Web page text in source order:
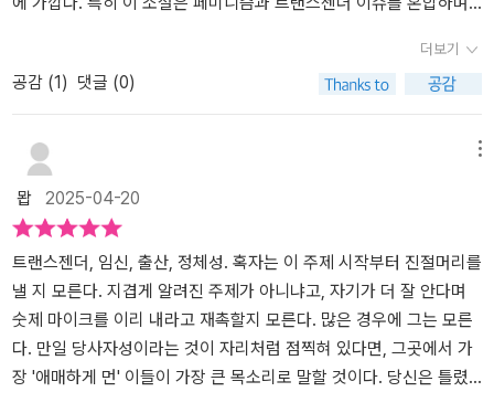
시켰는데, 자라면서 성정체성이 여자인 것을 알게 되어 여성으로 전
환transition 해, 여성으로 한동안 살다가 또 뭔가 자각을 했는지 다시
남성으로 복원 또는 환원detransition한 사람을 일컫는다. 전환과 환
원을 위하여 다량의 호르몬 치료를 받아야 하는데, 트랜스를 위하여
는 에스트로젠을, 환원을 위해서는 테스토스테론을 주사해야 하는 모
양이다. 주목할 것은 트랜스 여성이 되느라 에스트로젠 처방을 6개
월 정도 받으면, 진짜로 그런지 트랜스들의 대화법이 그런지 하여간
고환이 쪼글아들어 후에 디트랜스를 해 다시 남성이 되더라도 영구
임신 불가능 상태가 된단다. 물론 디트랜스 기간 동안 테스토스테론
을 투여해 성기능은 원상으로 돌리더라도 그렇다는 말이다. 이 책에
서 MF 트랜스를 해 여성 에이미가 된 인물이 등장한다. 에이미는 같
은 MF트랜스 여성 리즈와 서로 아내로 살다 헤어졌다. 에이미가 여성
을 하고 나서 안도감을 느꼈다고 했던 말을 떠올린다. 아마도 그 첫 번
째 유산에서 카트리나는 그녀의 아기가 아닌, 아무 아기를 잃었을 것
이다. 그렇지 않고서야 어떻게 또 그 일을 치르려 할 수 있을까? 리즈
는 늘 아무 아기의 아무 엄마가 되고 싶었다. 그런데 이제야 미처 몰랐
던 진실을 깨닫는다. 리즈는 바로 그 아이의 바로 그 엄마가 되고 싶었
다. 정체성과 거의 상관없는 애착이 생긴 것이다. 어쩌면 가장 중요한
것이 바로 그 아기일 것이다. p.508트랜스 여성으로서의
삶은 너무도 고달프고, 그래서 사람들은 어느 순간 자신의 정체성을
포기하게 된다고 한다. 성전환이라는 것조차 가족들에게 절연당할 결
심을 해야 할 만큼 쉽지 않은 일인데, 그 어려운 것을 다시 되돌리는
성전환 환원(디트랜지션)을 한다는 것은 어떤 의미일까. 연인의 임신
소식에 고심하던 에임스는 항상 아이를 키우고 싶어했지만, 아이를
인 해결책을 상상해낸 건 아닐까? 그래서 너무 기괴하고, 딱히 선례도
없는 건 아닐까? 우리가 어떤 -''어떤 종류의 여성들이건 말이야.'526
쪽 중에서​에임스는 여전히 자신의 정체성을 여성으로 생각하는 듯 하
다.카트리나, 그리고 리즈. 여기에 더해질 아이.가족의 탄생.그들의 사
정. 그래서 특별한 그들의 사정.​※ 이 글은 출판사로부터 책을 제공받
아 읽은 후 작성하였습니다. ​
리즈는 트랜스 여성으로, 출산 능력이 없음에도 ‘엄마’가 되고자 한다.
하지만 ‘모성’이란 단순히 아이를 돌보는 감정이 아니라, 생물학적·심
리적 연결이 결합된 복합적인 개념이다. 사회가 엄마라는 역할을 시
스젠더 여성에게 중심적으로 허용해온 이유는 단순한 ‘차별’이 아니
라, 생물학적 현실과 그에 따른 책임 때문이다. 이 책은 그런 기본적인
상식과 경계를 흐리려 하며, ‘돌봄’만으로도 엄마가 될 수 있다는 주장
을 펼치며 현실을 왜곡하고 있다. 엄마라는 이름에 혼란을 주고 있다.
에임스라는 인물은 트랜스 여성이었다가 다시 남성으로 ‘디트랜지
션’한 존재다. (남성→여성→다시 남성) 작가는 이를 통해 젠더 정체
성의 유동성과 사회의 억압을 말하고 싶어 하지만, 오히려 그 인물 안
에 존재하는 정체성 혼란과 정신적 불안정성에 주목하게 된다. 성별
은 개인의 기분에 따라 바뀔 수 있는 ‘의상’이 아니다. 그런데 이 소설
더보기
공감 (1 ) 댓글 (0)
뫕 2025-04-20
트랜스젠더, 임신, 출산, 정체성. 혹자는 이 주제 시작부터 진절머리를
낼 지 모른다. 지겹게 알려진 주제가 아니냐고, 자기가 더 잘 안다며
숫제 마이크를 이리 내라고 재촉할지 모른다. 많은 경우에 그는 모른
다. 만일 당사자성이라는 것이 자리처럼 점찍혀 있다면, 그곳에서 가
장 '애매하게 먼' 이들이 가장 큰 목소리로 말할 것이다. 당신은 틀렸